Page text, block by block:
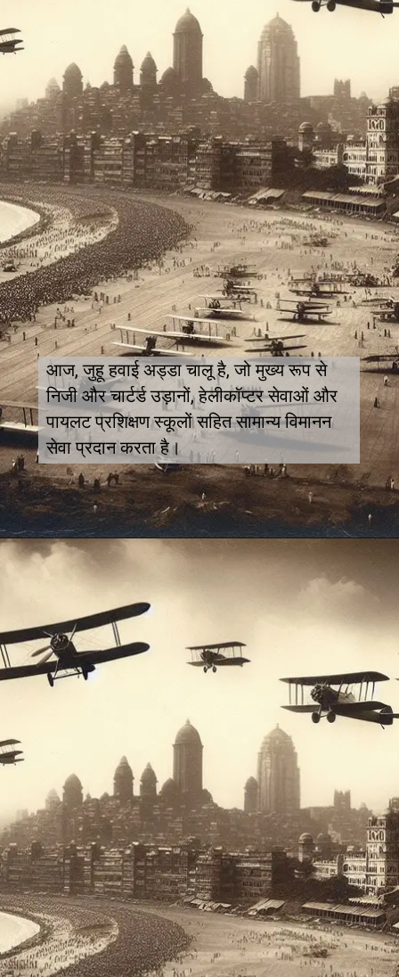
आज, जुहू हवाई अड्डा चालू है, जो मुख्य रूप से
निजी और चार्टर्ड उड़ानों, हेलीकॉप्टर सेवाओं और
पायलट प्रशिक्षण स्कूलों सहित सामान्य विमानन
सेवा प्रदान करता है।